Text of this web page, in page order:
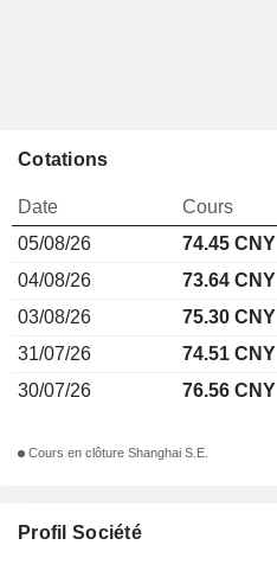
Profil Société
Cotations
Date Cours
05/08/26
74.45 CNY
04/08/26
73.64 CNY
03/08/26
75.30 CNY
31/07/26
74.51 CNY
30/07/26
76.56 CNY
Cours en clôture Shanghai S.E.